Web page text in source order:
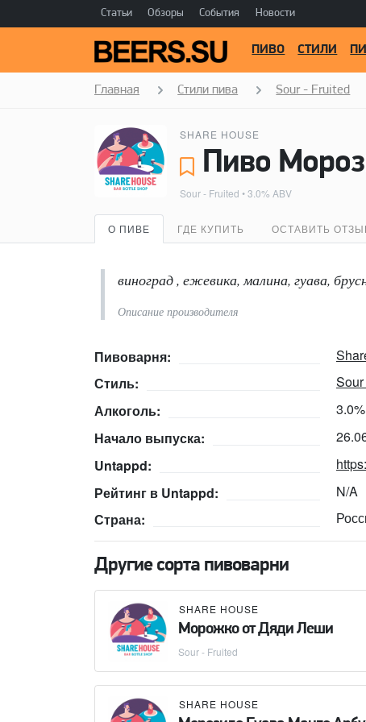
Статьи Обзоры События Новости
ПИВО СТИЛИ
Главная Стили пива Sour - Fruited
SHARE HOUSE
Пиво
Sour - Fruited • 3.0% ABV
О ПИВЕ ГДЕ КУПИТЬ ОСТАВИТЬ
виноград , ежевика, малина, гуава,
Описание производителя
Пивоварня:
Стиль:
Алкоголь:
Начало выпуска:
Untappd:
Рейтинг в Untappd:
N/A
Страна:
Другие сорта пивоварни
SHARE HOUSE
Морожко от Дяди Леши
Sour - Fruited
SHARE HOUSE